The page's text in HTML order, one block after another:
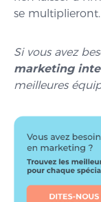
se multiplieront.
Si vous avez
marketing
meilleures